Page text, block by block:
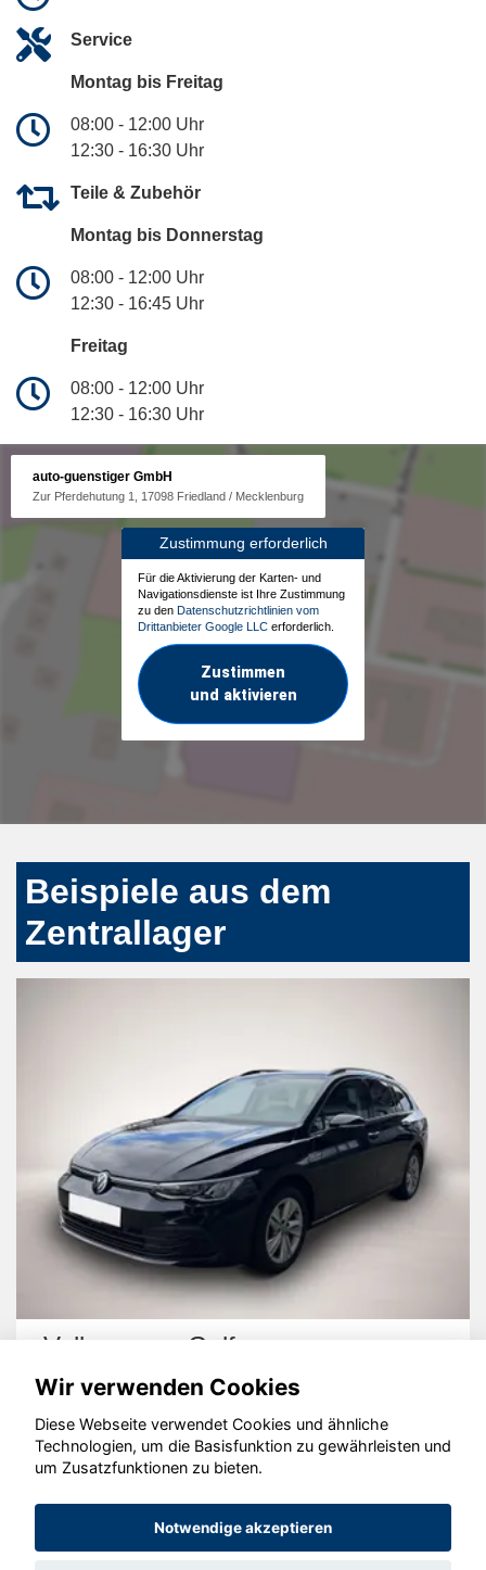
Service
Montag bis Freitag
08:00 - 12:00 Uhr
12:30 - 16:30 Uhr
Teile & Zubehör
Montag bis Donnerstag
08:00 - 12:00 Uhr
12:30 - 16:45 Uhr
Freitag
08:00 - 12:00 Uhr
12:30 - 16:30 Uhr
auto-guenstiger GmbH
Zur Pferdehutung 1, 17098 Friedland / Mecklenburg
Zustimmung erforderlich
Für die Aktivierung der Karten- und
Navigationsdienste ist Ihre Zustimmung
zu den Datenschutzrichtlinien vom
Drittanbieter Google LLC erforderlich.
Zustimmen
und aktivieren
Beispiele aus dem
Zentrallager
Volkswagen Golf
© konjunkturmotor.de GmbH 2020 - 2026
Wir verwenden Cookies
Diese Webseite verwendet Cookies und ähnliche
Technologien, um die Basisfunktion zu gewährleisten und
um Zusatzfunktionen zu bieten.
Notwendige akzeptieren